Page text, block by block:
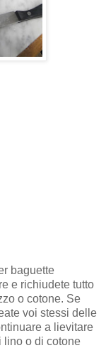
baguette
e richiudete tutto
o cotone. Se
voi stessi delle
a lievitare
lino o di cotone